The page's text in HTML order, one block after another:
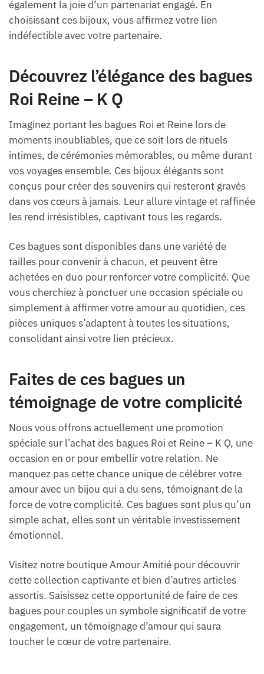
également la joie d’un partenariat engagé. En
choisissant ces bijoux, vous affirmez votre lien
indéfectible avec votre partenaire.
Découvrez l’élégance des bagues
Roi Reine – K Q
Imaginez portant les bagues Roi et Reine lors de
moments inoubliables, que ce soit lors de rituels
intimes, de cérémonies mémorables, ou même durant
vos voyages ensemble. Ces bijoux élégants sont
conçus pour créer des souvenirs qui resteront gravés
dans vos cœurs à jamais. Leur allure vintage et raffinée
les rend irrésistibles, captivant tous les regards.
Ces bagues sont disponibles dans une variété de
tailles pour convenir à chacun, et peuvent être
achetées en duo pour renforcer votre complicité. Que
vous cherchiez à ponctuer une occasion spéciale ou
simplement à affirmer votre amour au quotidien, ces
pièces uniques s’adaptent à toutes les situations,
consolidant ainsi votre lien précieux.
Faites de ces bagues un
témoignage de votre complicité
Nous vous offrons actuellement une promotion
spéciale sur l’achat des bagues Roi et Reine – K Q, une
occasion en or pour embellir votre relation. Ne
manquez pas cette chance unique de célébrer votre
amour avec un bijou qui a du sens, témoignant de la
force de votre complicité. Ces bagues sont plus qu’un
simple achat, elles sont un véritable investissement
émotionnel.
Visitez notre boutique Amour Amitié pour découvrir
cette collection captivante et bien d’autres articles
assortis. Saisissez cette opportunité de faire de ces
bagues pour couples un symbole significatif de votre
engagement, un témoignage d’amour qui saura
toucher le cœur de votre partenaire.